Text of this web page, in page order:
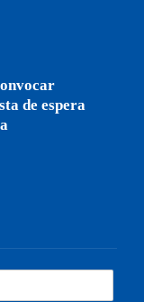
de espera